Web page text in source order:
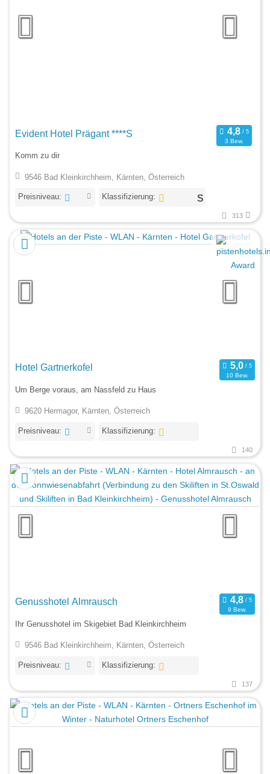
Evident Hotel Prägant ****S
3 Bew.
Komm zu dir
9546 Bad Kleinkirchheim, Kärnten, Österreich
Preisniveau: Klassifizierung:
313
Hotel Gartnerkofel
10 Bew.
Um Berge voraus, am Nassfeld zu Haus
9620 Hermagor, Kärnten, Österreich
Preisniveau: Klassifizierung:
140
Genusshotel Almrausch
9 Bew.
Ihr Genusshotel im Skigebiet Bad Kleinkirchheim
9546 Bad Kleinkirchheim, Kärnten, Österreich
Preisniveau: Klassifizierung:
137